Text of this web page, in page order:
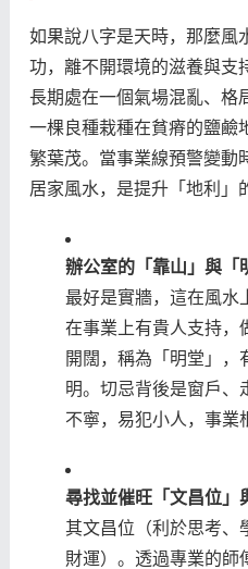
如果說八字是天時，那麼風
功，離不開環境的滋養與支
長期處在一個氣場混亂、格
一棵良種栽種在貧瘠的鹽鹼
繁葉茂。當事業線預警變動
居家風水，是提升「地利」
辦公室的「靠山」與「
最好是實牆，這在風水
在事業上有貴人支持，
開闊，稱為「明堂」，
明。切忌背後是窗戶、
不寧，易犯小人，事業
尋找並催旺「文昌位」
其文昌位（利於思考、
財運）。透過專業的師